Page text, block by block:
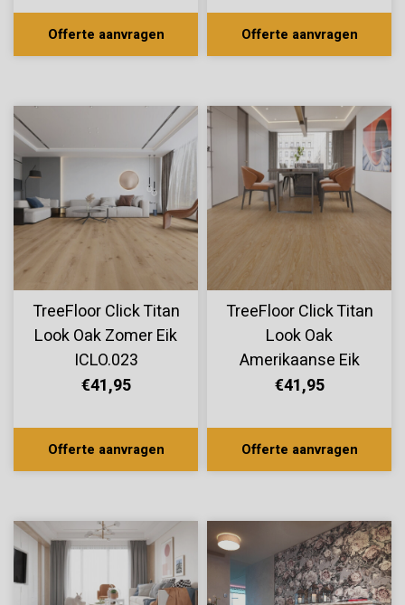
Offerte aanvragen Offerte aanvragen
TreeFloor Click Titan
Look Oak Zomer Eik
ICLO.023
€41,95
Offerte aanvragen
TreeFloor Click Titan
Look Oak
Amerikaanse Eik
ICLO.005
€41,95
Offerte aanvragen